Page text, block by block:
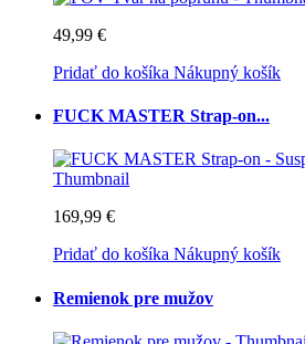
49,99 €
Pridať do košíka Nákupný košík
FUCK MASTER Strap-on...
169,99 €
Pridať do košíka Nákupný košík
Remienok pre mužov